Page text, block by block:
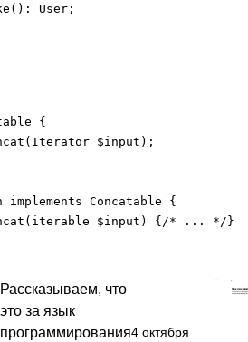
User;
{
$input);
Concatable {
$input) {/* ... */}
Рассказываем, что
это за язык
программирования4 октября